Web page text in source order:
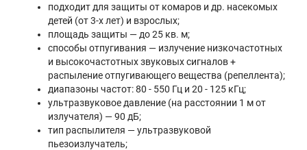
подходит для защиты от комаров и др. насекомых
детей (от 3-х лет) и взрослых;
площадь защиты — до 25 кв. м;
способы отпугивания — излучение низкочастотных
и высокочастотных звуковых сигналов +
распыление отпугивающего вещества (репеллента);
диапазоны частот: 80 - 550 Гц и 20 - 125 кГц;
ультразвуковое давление (на расстоянии 1 м от
излучателя) — 90 дБ;
тип распылителя — ультразвуковой
пьезоизлучатель;